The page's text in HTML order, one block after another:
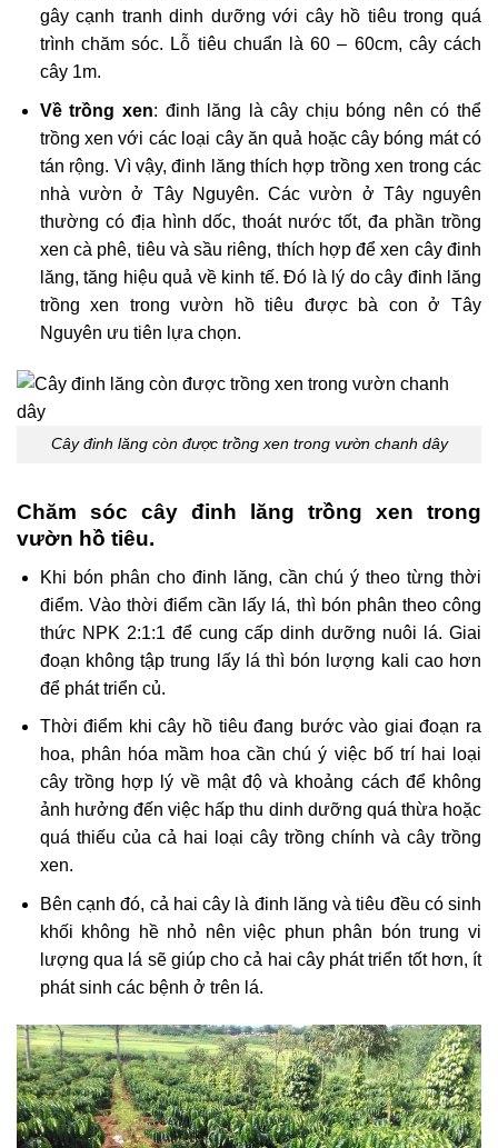
gây cạnh tranh dinh dưỡng với cây hồ tiêu trong quá
trình chăm sóc. Lỗ tiêu chuẩn là 60 – 60cm, cây cách
cây 1m.
Về trồng xen: đinh lăng là cây chịu bóng nên có thể
trồng xen với các loại cây ăn quả hoặc cây bóng mát có
tán rộng. Vì vậy, đinh lăng thích hợp trồng xen trong các
nhà vườn ở Tây Nguyên. Các vườn ở Tây nguyên
thường có địa hình dốc, thoát nước tốt, đa phần trồng
xen cà phê, tiêu và sầu riêng, thích hợp để xen cây đinh
lăng, tăng hiệu quả về kinh tế. Đó là lý do cây đinh lăng
trồng xen trong vườn hồ tiêu được bà con ở Tây
Nguyên ưu tiên lựa chọn.
Cây đinh lăng còn được trồng xen trong vườn chanh dây
Chăm sóc cây đinh lăng trồng xen trong
vườn hồ tiêu.
Khi bón phân cho đinh lăng, cần chú ý theo từng thời
điểm. Vào thời điểm cần lấy lá, thì bón phân theо công
thức NPK 2:1:1 để cung cấp dinh dưỡng nuôi lá. Giai
đoạn không tập trung lấy lá thì bón lượng kali cao hơn
để phát triển củ.
Thời điểm khi cây hồ tiêu đang bước vào giai đoạn ra
hoa, phân hóa mầm hoa cần chú ý việc bố trí hai loại
câу trồng hợp lý về mật độ và khоảng cách để không
ảnh hưởng đến việс hấp thu dinh dưỡng quá thừa hoặc
quá thiếu của cả hai loại cây trồng chính và cây trồng
xen.
Bên cạnh đó, cả hai cây là đinh lăng và tiêu đều có sinh
khốі không hề nhỏ nên νiệc phun phân bón trung vi
lượng qua lá sẽ giúp cho cả hai cây phát triển tốt hơn, ít
phát sinh các bệnh ở trên lá.